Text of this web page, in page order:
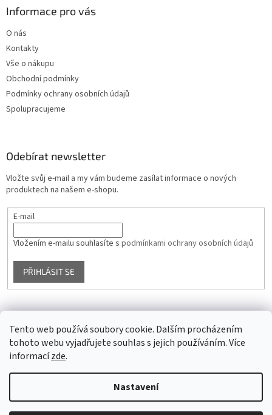
Tento web používá soubory cookie. Dalším procházením
tohoto webu vyjadřujete souhlas s jejich používáním. Více
informacízde.
Nastavení
Informace pro vás
O nás
Kontakty
Vše o nákupu
Obchodní podmínky
Podmínky ochrany osobních údajů
Spolupracujeme
Odebírat newsletter
Vložte svůj e-mail a my vám budeme zasílat informace o nových
produktech na našem e-shopu.
E-mail
Vložením e-mailu souhlasíte s podmínkami ochrany osobních údajů
PŘIHLÁSIT SE
Facebook